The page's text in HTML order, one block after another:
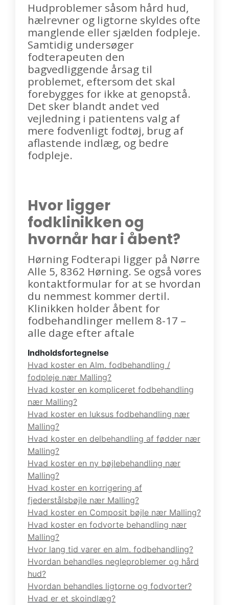
Hudproblemer såsom hård hud,
hælrevner og ligtorne skyldes ofte
manglende eller sjælden fodpleje.
Samtidig undersøger
fodterapeuten den
bagvedliggende årsag til
problemet, eftersom det skal
forebygges for ikke at genopstå.
Det sker blandt andet ved
vejledning i patientens valg af
mere fodvenligt fodtøj, brug af
aflastende indlæg, og bedre
fodpleje.
Hvor ligger
fodklinikken og
hvornår har i åbent?
Hørning Fodterapi ligger på Nørre
Alle 5, 8362 Hørning. Se også vores
kontaktformular for at se hvordan
du nemmest kommer dertil.
Klinikken holder åbent for
fodbehandlinger mellem 8-17 –
alle dage efter aftale
Indholdsfortegnelse
Hvad koster en Alm. fodbehandling /
fodpleje nær Malling?
Hvad koster en kompliceret fodbehandling
nær Malling?
Hvad koster en luksus fodbehandling nær
Malling?
Hvad koster en delbehandling af fødder nær
Malling?
Hvad koster en ny bøjlebehandling nær
Malling?
Hvad koster en korrigering af
fjederstålsbøjle nær Malling?
Hvad koster en Composit bøjle nær Malling?
Hvad koster en fodvorte behandling nær
Malling?
Hvor lang tid varer en alm. fodbehandling?
Hvordan behandles negleproblemer og hård
hud?
Hvordan behandles ligtorne og fodvorter?
Hvad er et skoindlæg?